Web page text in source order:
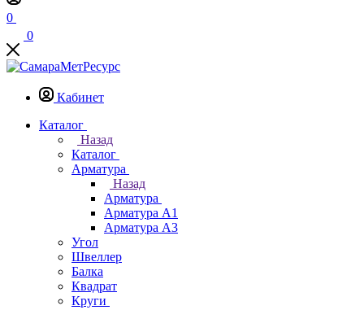
0
0
Кабинет
Каталог
Назад
Каталог
Арматура
Назад
Арматура
Арматура А1
Арматура А3
Угол
Швеллер
Балка
Квадрат
Круги